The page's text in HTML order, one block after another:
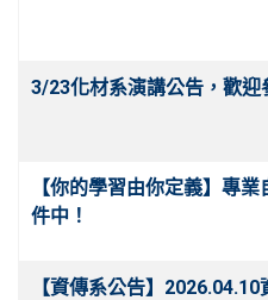
3/23化材系演講公告，歡迎
【你的學習由你定義】專
件中！
【資傳系公告】2026.04.10